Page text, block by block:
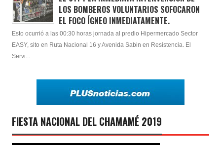
LOS BOMBEROS VOLUNTARIOS SOFOCARON
EL FOCO ÍGNEO INMEDIATAMENTE.
Esto ocurrió a las 00:30 horas jornada al predio Hipermercado Sector
EASY, sito en Ruta Nacional 16 y Avenida Sabin en Resistencia. El
Servi...
FIESTA NACIONAL DEL CHAMAMÉ 2019